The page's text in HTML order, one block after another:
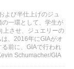
よび半仕上げのジュ
一環として、学生が
上させ、ジュエリーの
、2016年にGIAがオ
前に、GIAで行われ
Schumacher/GIA